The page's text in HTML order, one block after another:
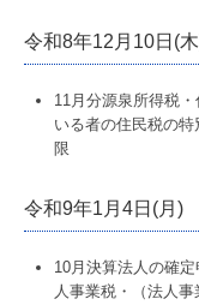
令和8年12月10日(
11月分源泉所得税
いる者の住民税の
限
令和9年1月4日(月)
10月決算法人の確
人事業税・（法人